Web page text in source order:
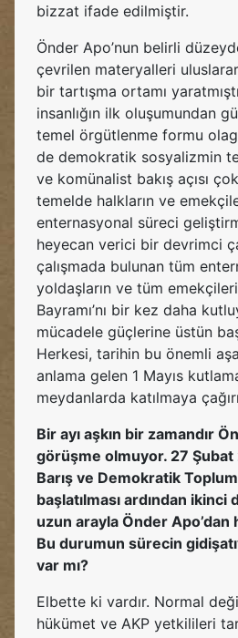
bizzat ifade edilmiştir.
Önder Apo’nun belirli
çevrilen materyalleri
bir tartışma ortamı
insanlığın ilk oluşumundan
temel örgütlenme formu
de demokratik sosyalizmin
ve komünalist bakış açısı çok
temelde halkların ve
enternasyonal süreci
heyecan verici bir devrimci
çalışmada bulunan tüm
yoldaşların ve tüm
Bayramı’nı bir kez daha
mücadele güçlerine üstün
Herkesi, tarihin bu önemli
anlama gelen 1 Mayıs
meydanlarda katılmaya
Bir ayı aşkın bir zamandır
görüşme olmuyor. 27
Barış ve Demokratik
başlatılması ardından ikinci
uzun arayla Önder Apo’dan
Bu durumun sürecin
var mı?
Elbette ki vardır. Normal
hükümet ve AKP yetkilileri